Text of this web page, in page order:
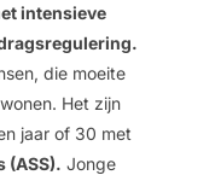
intensieve
die moeite
Het zijn
jaar of 30 met
(ASS). Jonge